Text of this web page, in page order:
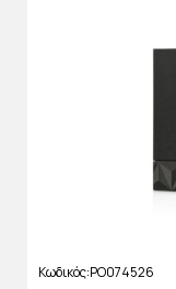
Κωδικός PO074526